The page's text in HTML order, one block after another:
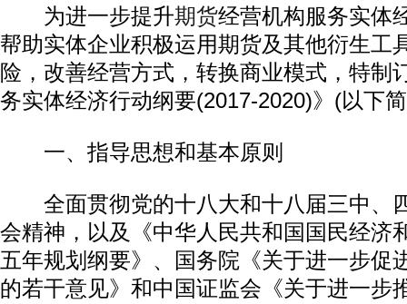
为进一步提升期货经营机构服务实体
帮助实体企业积极运用期货及其他衍生工
险，改善经营方式，转换商业模式，特制
务实体经济行动纲要(2017-2020)》(以下
一、指导思想和基本原则
全面贯彻党的十八大和十八届三中、
会精神，以及《中华人民共和国国民经济
五年规划纲要》、国务院《关于进一步促
的若干意见》和中国证监会《关于进一步